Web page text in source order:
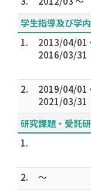
学生指導及び学
1.
2013/04/01
2016/03/31
2.
2019/04/01
2021/03/31
研究課題・受託
1.
2.
～